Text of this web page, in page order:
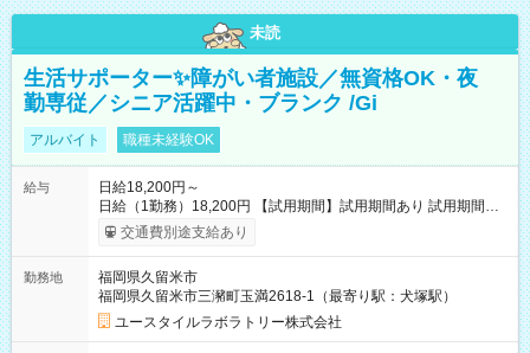
未読
生活サポーター✨障がい者施設／無資格OK・夜
勤専従／シニア活躍中・ブランク /Gi
アルバイト 職種未経験OK
給与
日給18,200円～
日給（1勤務）18,200円 【試用期間】試用期間あり 試用期間の
長さ：3ヶ月 雇用形態、給与は本採用時と同じです。
交通費別途支給あり
勤務地
福岡県久留米市
福岡県久留米市三瀦町玉満2618-1（最寄り駅：犬塚駅）
ユースタイルラボラトリー株式会社